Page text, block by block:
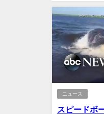
ニュース
スピードボ